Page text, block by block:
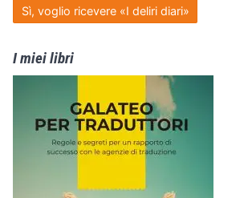
Sì, voglio ricevere «I deliri diari»
I miei libri